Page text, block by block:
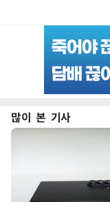
많이 본 기사